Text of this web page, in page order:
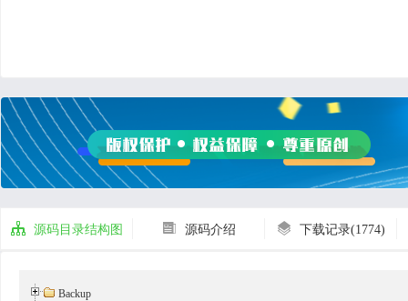
 源码目录结构图  源码介绍  下载记录(1774)
Backup